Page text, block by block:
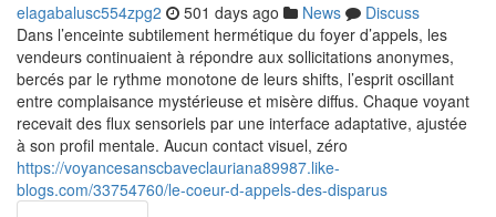
elagabalusc554zpg2 501 days ago News
Discuss
Dans l’enceinte subtilement hermétique du foyer d’appels, les
vendeurs continuaient à répondre aux sollicitations anonymes,
bercés par le rythme monotone de leurs shifts, l’esprit oscillant
entre complaisance mystérieuse et misère diffus. Chaque voyant
recevait des flux sensoriels par une interface adaptative, ajustée
à son profil mentale. Aucun contact visuel, zéro
https://voyancesanscbaveclauriana89987.like-
blogs.com/33754760/le-coeur-d-appels-des-disparus